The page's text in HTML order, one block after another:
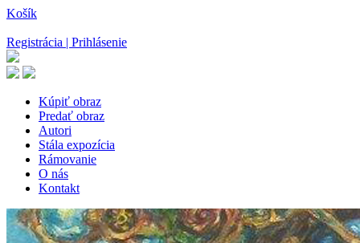
Košík
Registrácia | Prihlásenie
Kúpiť obraz
Predať obraz
Autori
Stála expozícia
Rámovanie
O nás
Kontakt